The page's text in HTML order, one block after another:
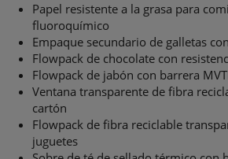
Papel resistente a la grasa para
fluoroquímico
Empaque secundario de galletas
Flowpack de chocolate con
Flowpack de jabón con barrera
Ventana transparente de fibra
cartón
Flowpack de fibra reciclable
juguetes